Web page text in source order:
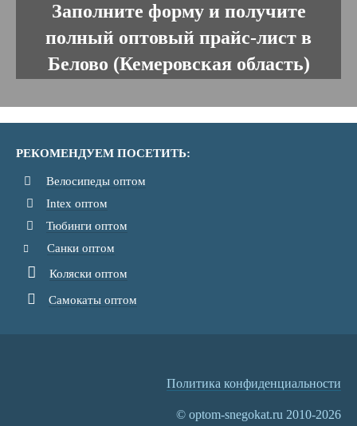
Заполните форму и получите
полный оптовый прайс-лист в
Белово (Кемеровская область)
РЕКОМЕНДУЕМ ПОСЕТИТЬ:
Велосипеды оптом
Intex оптом
Тюбинги оптом
Санки оптом
Коляски оптом
Самокаты оптом
Политика конфиденциальности
© optom-snegokat.ru 2010-2026